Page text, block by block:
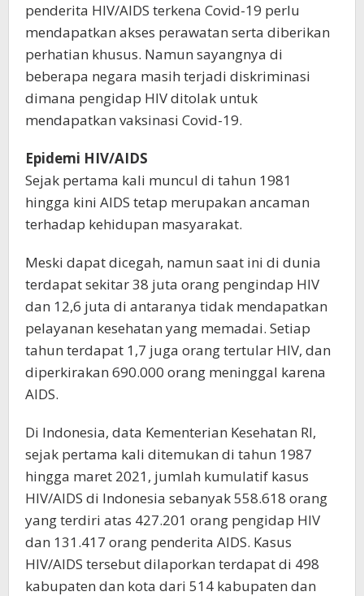
penderita HIV/AIDS terkena Covid-19 perlu
mendapatkan akses perawatan serta diberikan
perhatian khusus. Namun sayangnya di
beberapa negara masih terjadi diskriminasi
dimana pengidap HIV ditolak untuk
mendapatkan vaksinasi Covid-19.
Epidemi HIV/AIDS
Sejak pertama kali muncul di tahun 1981
hingga kini AIDS tetap merupakan ancaman
terhadap kehidupan masyarakat.
Meski dapat dicegah, namun saat ini di dunia
terdapat sekitar 38 juta orang pengindap HIV
dan 12,6 juta di antaranya tidak mendapatkan
pelayanan kesehatan yang memadai. Setiap
tahun terdapat 1,7 juga orang tertular HIV, dan
diperkirakan 690.000 orang meninggal karena
AIDS.
Di Indonesia, data Kementerian Kesehatan RI,
sejak pertama kali ditemukan di tahun 1987
hingga maret 2021, jumlah kumulatif kasus
HIV/AIDS di Indonesia sebanyak 558.618 orang
yang terdiri atas 427.201 orang pengidap HIV
dan 131.417 orang penderita AIDS. Kasus
HIV/AIDS tersebut dilaporkan terdapat di 498
kabupaten dan kota dari 514 kabupaten dan